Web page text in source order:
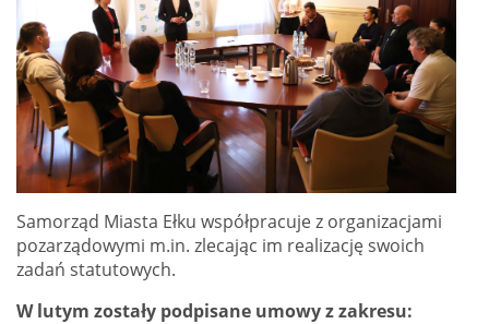
Samorząd Miasta Ełku współpracuje z organizacjami
pozarządowymi m.in. zlecając im realizację swoich
zadań statutowych.
W lutym zostały podpisane umowy z zakresu: